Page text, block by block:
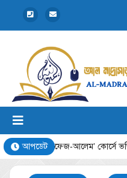
আপডেট
৫ বছরে ‘হাফেজ-আলেম’ কোর্সে ভর্তি